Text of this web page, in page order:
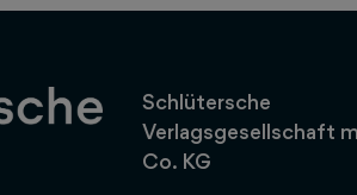
Schlütersche
Verlagsgesellschaft
Co. KG